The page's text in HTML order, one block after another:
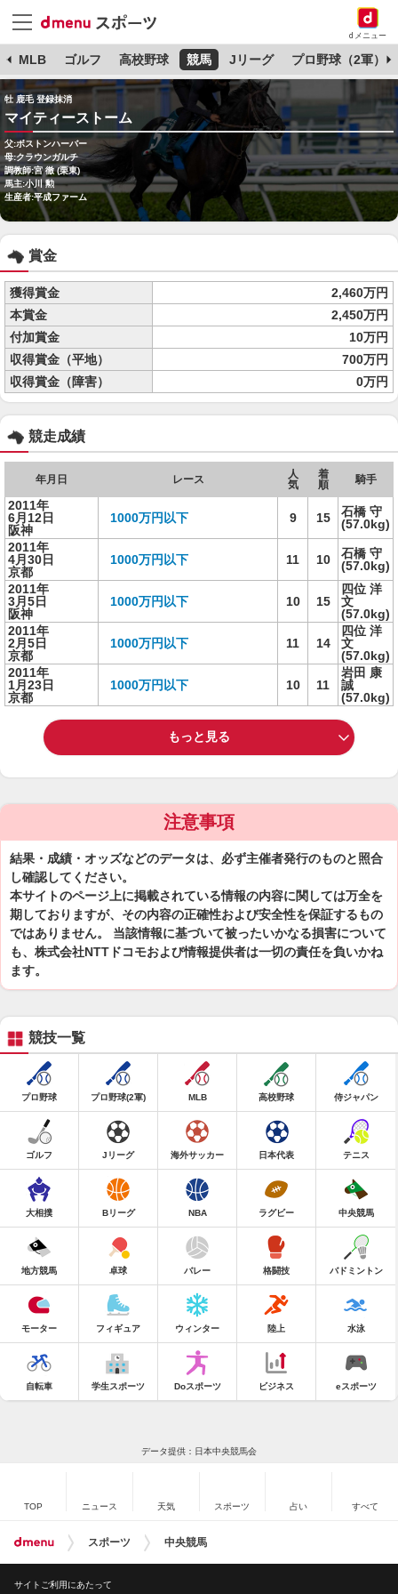
dメニュー
MLB ゴルフ 高校野球 競馬 Jリーグ プロ野球（2軍）
牡 鹿毛 登録抹消
マイティーストーム
父:ボストンハーバー
母:クラウンガルチ
調教師:宮 徹 (栗東)
馬主:小川 勲
生産者:平成ファーム
賞金
獲得賞金
2,460万円
本賞金
2,450万円
付加賞金
10万円
収得賞金（平地）
700万円
収得賞金（障害）
0万円
競走成績
年月日 レース
人
気
着
順
騎手
2011年
6月12日
阪神
1000万円以下 9 15
石橋 守
(57.0kg)
2011年
4月30日
京都
1000万円以下 11 10
石橋 守
(57.0kg)
2011年
3月5日
阪神
1000万円以下 10 15
四位 洋
文
(57.0kg)
2011年
2月5日
京都
1000万円以下 11 14
四位 洋
文
(57.0kg)
2011年
1月23日
京都
1000万円以下 10 11
岩田 康
誠
(57.0kg)
もっと見る
注意事項
結果・成績・オッズなどのデータは、必ず主催者発行のものと照合
し確認してください。
本サイトのページ上に掲載されている情報の内容に関しては万全を
期しておりますが、その内容の正確性および安全性を保証するもの
ではありません。 当該情報に基づいて被ったいかなる損害について
も、株式会社NTTドコモおよび情報提供者は一切の責任を負いかね
ます。
競技一覧
プロ野球 プロ野球(2軍) MLB 高校野球 侍ジャパン
ゴルフ Jリーグ 海外サッカー 日本代表 テニス
大相撲 Bリーグ NBA ラグビー 中央競馬
地方競馬 卓球 バレー 格闘技 バドミントン
モーター フィギュア ウィンター 陸上 水泳
自転車 学生スポーツ Doスポーツ ビジネス eスポーツ
データ提供：日本中央競馬会
TOP ニュース 天気 スポーツ 占い すべて
スポーツ 中央競馬
サイトご利用にあたって